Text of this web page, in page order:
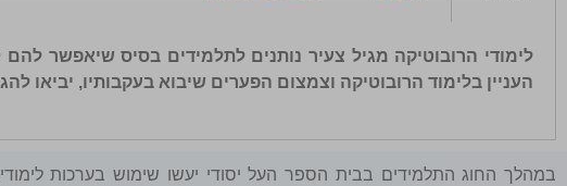
לימודי הרובוטיקה מגיל צעיר נותנים לתלמידים בסיס שיאפשר
העניין בלימוד הרובוטיקה וצמצום הפערים שיבוא בעקבותיו,
במהלך החוג התלמידים בבית הספר העל יסודי יעשו שימוש בערכות